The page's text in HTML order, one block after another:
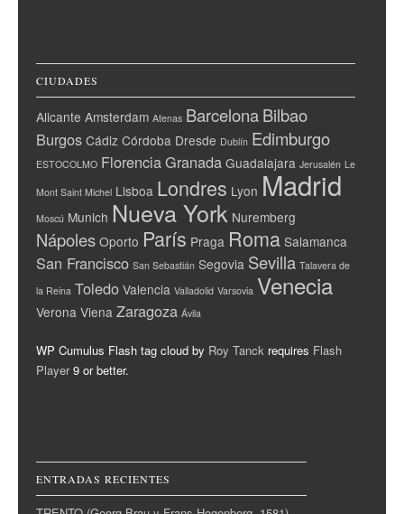
CIUDADES
Alicante Amsterdam Atenas BarcelonaBilbao
Burgos Cádiz Córdoba Dresde Dublín Edimburgo
ESTOCOLMO FlorenciaGranada Guadalajara Jerusalén Le
Mont Saint Michel Lisboa Londres Lyon Madrid
Moscú Munich Nueva York Nuremberg
Nápoles Oporto París Praga Roma Salamanca
San Francisco San Sebastián Segovia Sevilla Talavera de
la Reina Toledo Valencia Valladolid Varsovia Venecia
Verona Viena Zaragoza Ávila
WP Cumulus Flash tag cloud by Roy Tanck requires Flash
Player9 or better.
ENTRADAS RECIENTES